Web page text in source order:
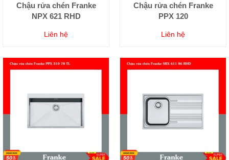
Chậu rửa chén Franke
NPX 621 RHD
Liên hệ
Chậu rửa chén Franke
PPX 120
Liên hệ